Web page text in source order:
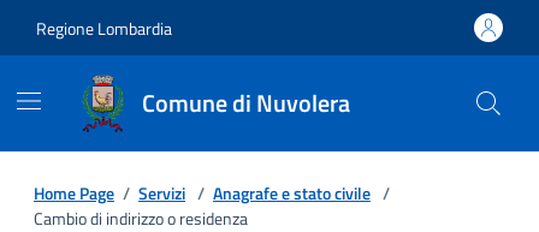
Regione Lombardia
Comune di Nuvolera
Home Page / Servizi / Anagrafe e stato civile /
Cambio di indirizzo o residenza